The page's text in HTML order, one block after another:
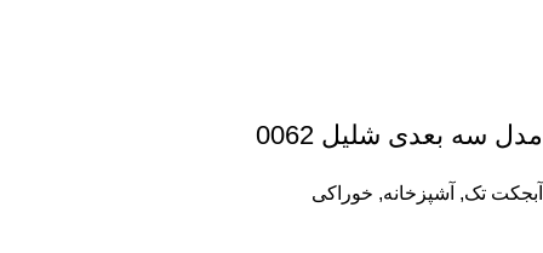
مدل سه بعدی شلیل 0062
آبجکت تک, آشپزخانه, خوراکی